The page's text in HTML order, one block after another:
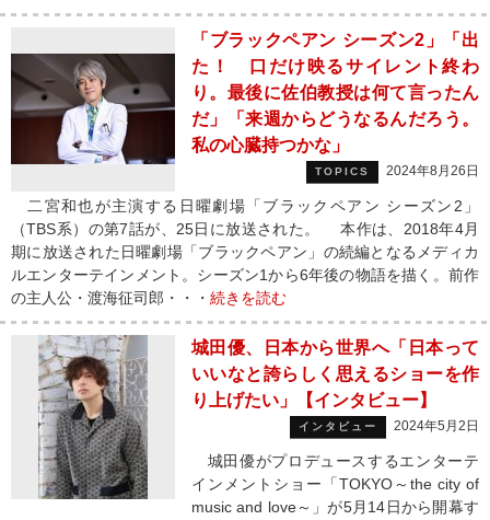
「ブラックペアン シーズン2」「出
た！ 口だけ映るサイレント終わ
り。最後に佐伯教授は何て言ったん
だ」「来週からどうなるんだろう。
私の心臓持つかな」
TOPICS 2024年8月26日
二宮和也が主演する日曜劇場「ブラックペアン シーズン2」
（TBS系）の第7話が、25日に放送された。 本作は、2018年4月
期に放送された日曜劇場「ブラックペアン」の続編となるメディカ
ルエンターテインメント。シーズン1から6年後の物語を描く。前作
の主人公・渡海征司郎・・・ 続きを読む
城田優、日本から世界へ「日本って
いいなと誇らしく思えるショーを作
り上げたい」【インタビュー】
インタビュー 2024年5月2日
城田優がプロデュースするエンターテ
インメントショー「TOKYO～the city of
music and love～」が5月14日から開幕す